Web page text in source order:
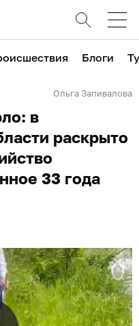
Блоги
Ольга Запивалова
в
раскрыто
33 года